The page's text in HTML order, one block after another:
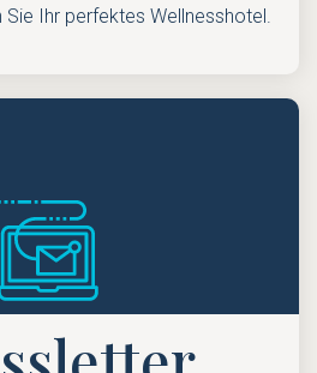
Sie Ihr perfektes Wellnesshotel.